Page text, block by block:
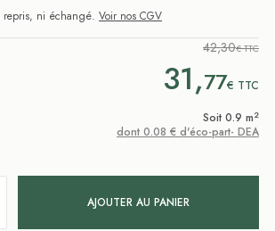
repris, ni échangé. Voir nos CGV
42,30€ TTC
31,77€ TTC
Soit 0.9 m2
dont 0.08 € d'éco-part- DEA
AJOUTER AU PANIER